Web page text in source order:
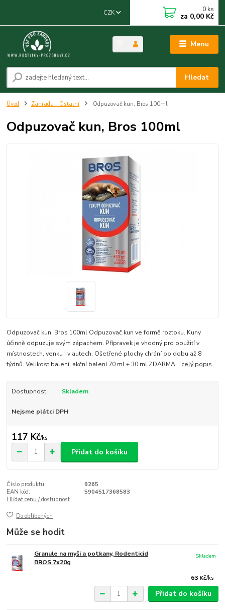
Menu
CZK
Hledat
0 ks
za 0,00 Kč
Úvod Zahrada - Ostatní Odpuzovač kun, Bros 100ml
Odpuzovač kun, Bros 100ml
Odpuzovač kun, Bros 100ml Odpuzovač kun ve formě roztoku. Kuny
účinně odpuzuje svým zápachem. Přípravek je vhodný pro použití v
místnostech, venku i v autech. Ošetřené plochy chrání po dobu až 8
týdnů. Velikost balení: akční balení 70 ml + 30 ml ZDARMA. celý popis
Dostupnost Skladem
Nejsme plátci DPH
117 Kč/ks
Přidat do košíku
Číslo produktu:
9265
EAN kód:
5904517368583
Hlídat cenu / dostupnost
Do oblíbených
Může se hodit
Granule na myši a potkany, Rodenticid
BROS 7x20g
63 Kč/ks
Skladem
Přidat do košíku